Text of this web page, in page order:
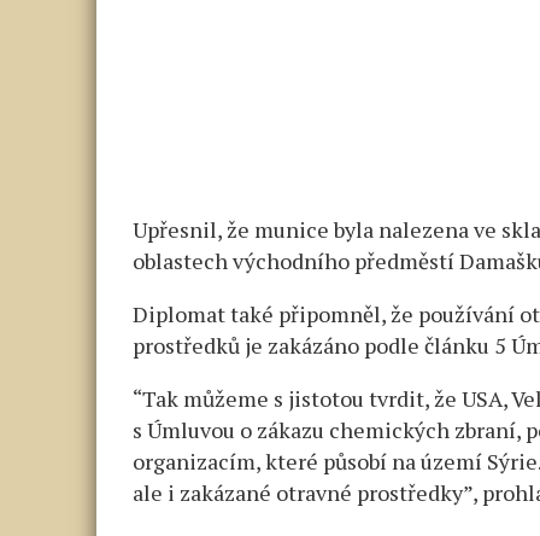
Upřesnil, že munice byla nalezena ve
oblastech východního předměstí
Diplomat také připomněl, že používání
prostředků je zakázáno podle článku 5
“Tak můžeme s jistotou tvrdit, že USA,
s Úmluvou o zákazu chemických
organizacím, které působí na území
ale i zakázané otravné prostředky”,